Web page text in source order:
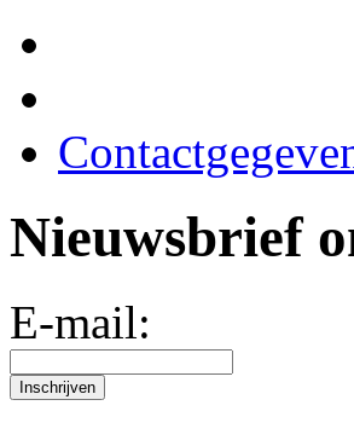
Nieuwsbrief
E-mail: